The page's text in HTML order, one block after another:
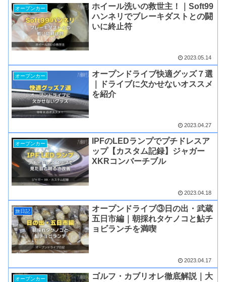
オープンカー
ホイール洗いの救世主！｜Soft99
ハンネリでブレーキダストとの闘
いに終止符
2023.05.14
オープンカー
オープンドライブ快適グッズ７選
｜ドライブに欠かせないオススメ
を紹介
2023.04.27
オープンカー
IPFのLEDランプでプチドレスア
ップ【カスタム記録】ジャガー
XKRコンバーチブル
2023.04.18
旅日記
オープンドライブ③日の出・武蔵
五日市編｜朝採れタケノコと鮎チ
ョビランチを満喫
2023.04.17
オープンカー
ゴルフ・カブリオレ徹底解説｜大